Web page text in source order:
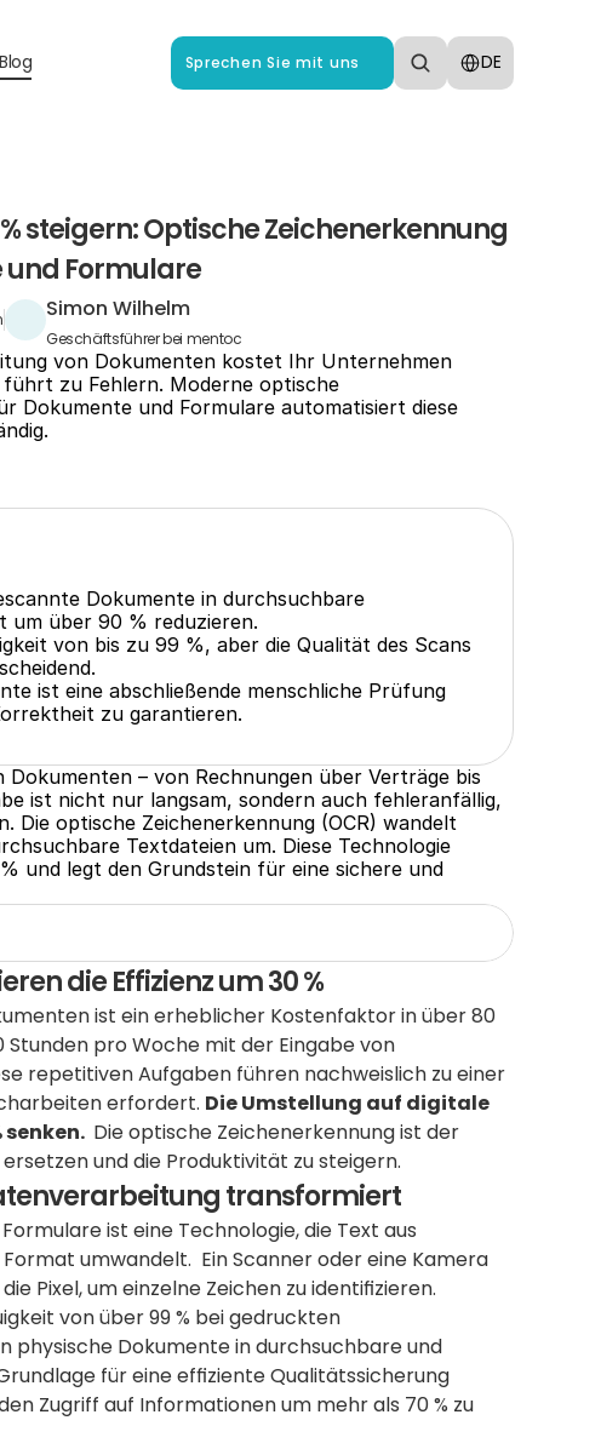
Blog Sprechen Sie mit uns
Select Language
DE
steigern: Optische Zeichenerkennung
Formulare
Simon Wilhelm
Geschäftsführer bei mentoc
von Dokumenten kostet Ihr Unternehmen
zu Fehlern. Moderne optische
Dokumente und Formulare automatisiert diese
Dokumente in durchsuchbare
um über 90 % reduzieren.
von bis zu 99 %, aber die Qualität des Scans
ist eine abschließende menschliche Prüfung
zu garantieren.
– von Rechnungen über Verträge bis
ist nicht nur langsam, sondern auch fehleranfällig,
Die optische Zeichenerkennung (OCR) wandelt
Textdateien um. Diese Technologie
und legt den Grundstein für eine sichere und
die Effizienz um 30 %
ist ein erheblicher Kostenfaktor in über 80
pro Woche mit der Eingabe von
repetitiven Aufgaben führen nachweislich zu einer
erfordert. Die Umstellung auf digitale
senken. Die optische Zeichenerkennung ist der
und die Produktivität zu steigern.
transformiert
ist eine Technologie, die Text aus
umwandelt.  Ein Scanner oder eine Kamera
Pixel, um einzelne Zeichen zu identifizieren.
von über 99 % bei gedruckten
physische Dokumente in durchsuchbare und
für eine effiziente Qualitätssicherung
Zugriff auf Informationen um mehr als 70 % zu